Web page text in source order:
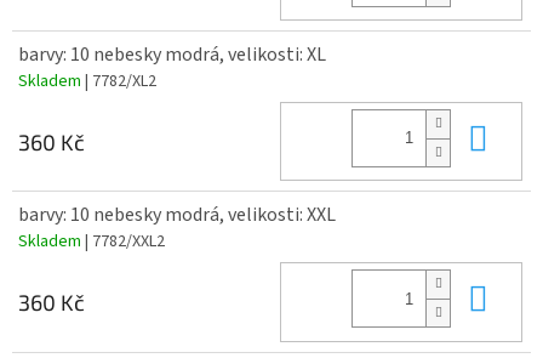
barvy: 10 nebesky modrá, velikosti: XL
Skladem | 7782/XL2
360 Kč
barvy: 10 nebesky modrá, velikosti: XXL
Skladem | 7782/XXL2
360 Kč